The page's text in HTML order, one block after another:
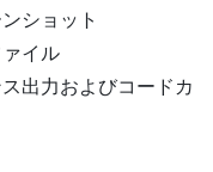
ショット
イル
出力およびコードカ